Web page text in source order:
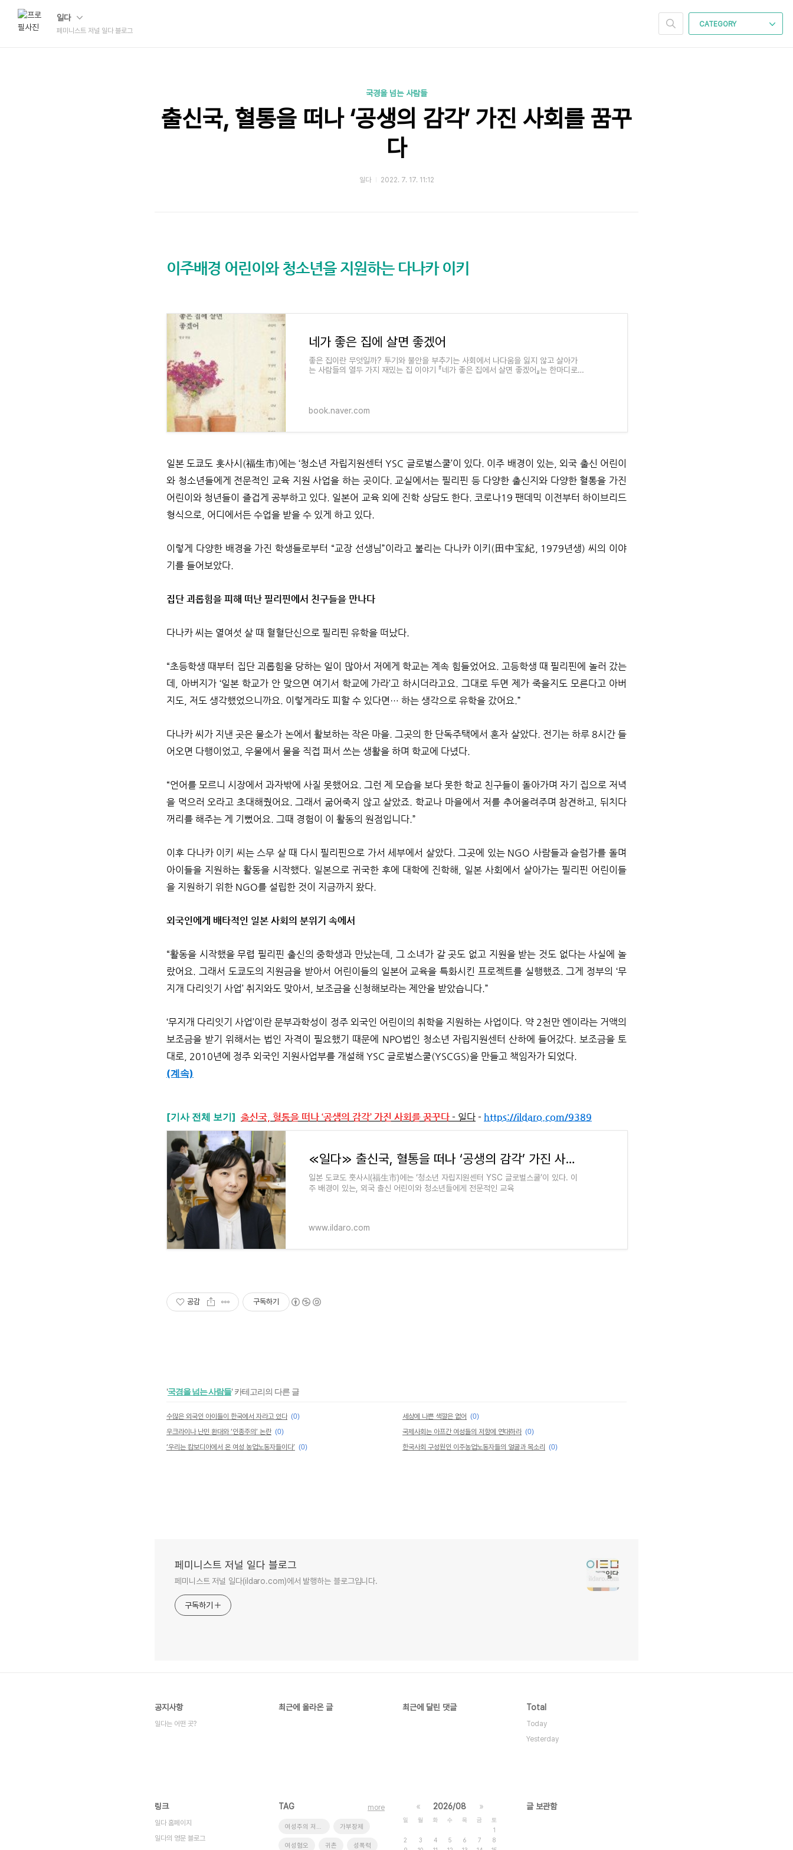
일다
페미니스트 저널 일다 블로그
CATEGORY
국경을 넘는 사람들
출신국, 혈통을 떠나 ‘공생의 감각’ 가진 사회를 꿈꾸
다
일다 2022. 7. 17. 11:12
이주배경 어린이와 청소년을 지원하는 다나카 이키
네가 좋은 집에 살면 좋겠어
좋은 집이란 무엇일까? 투기와 불안을 부추기는 사회에서 나다움을 잃지 않고 살아가
는 사람들의 열두 가지 재밌는 집 이야기 『네가 좋은 집에서 살면 좋겠어』는 한마디로
book.naver.com
일본 도쿄도 훗사시(福生市)에는 ‘청소년 자립지원센터 YSC 글로벌스쿨’이 있다. 이주 배경이 있는, 외국 출신 어린이
와 청소년들에게 전문적인 교육 지원 사업을 하는 곳이다. 교실에서는 필리핀 등 다양한 출신지와 다양한 혈통을 가진
어린이와 청년들이 즐겁게 공부하고 있다. 일본어 교육 외에 진학 상담도 한다. 코로나19 팬데믹 이전부터 하이브리드
형식으로, 어디에서든 수업을 받을 수 있게 하고 있다.
이렇게 다양한 배경을 가진 학생들로부터 “교장 선생님”이라고 불리는 다나카 이키(田中宝紀, 1979년생) 씨의 이야
기를 들어보았다.
집단 괴롭힘을 피해 떠난 필리핀에서 친구들을 만나다
다나카 씨는 열여섯 살 때 혈혈단신으로 필리핀 유학을 떠났다.
“초등학생 때부터 집단 괴롭힘을 당하는 일이 많아서 저에게 학교는 계속 힘들었어요. 고등학생 때 필리핀에 놀러 갔는
데, 아버지가 ‘일본 학교가 안 맞으면 여기서 학교에 가라’고 하시더라고요. 그대로 두면 제가 죽을지도 모른다고 아버
지도, 저도 생각했었으니까요. 이렇게라도 피할 수 있다면… 하는 생각으로 유학을 갔어요.”
다나카 씨가 지낸 곳은 물소가 논에서 활보하는 작은 마을. 그곳의 한 단독주택에서 혼자 살았다. 전기는 하루 8시간 들
어오면 다행이었고, 우물에서 물을 직접 퍼서 쓰는 생활을 하며 학교에 다녔다.
“언어를 모르니 시장에서 과자밖에 사질 못했어요. 그런 제 모습을 보다 못한 학교 친구들이 돌아가며 자기 집으로 저녁
을 먹으러 오라고 초대해줬어요. 그래서 굶어죽지 않고 살았죠. 학교나 마을에서 저를 추어올려주며 참견하고, 뒤치다
꺼리를 해주는 게 기뻤어요. 그때 경험이 이 활동의 원점입니다.”
이후 다나카 이키 씨는 스무 살 때 다시 필리핀으로 가서 세부에서 살았다. 그곳에 있는 NGO 사람들과 슬럼가를 돌며
아이들을 지원하는 활동을 시작했다. 일본으로 귀국한 후에 대학에 진학해, 일본 사회에서 살아가는 필리핀 어린이들
을 지원하기 위한 NGO를 설립한 것이 지금까지 왔다.
외국인에게 배타적인 일본 사회의 분위기 속에서
“활동을 시작했을 무렵 필리핀 출신의 중학생과 만났는데, 그 소녀가 갈 곳도 없고 지원을 받는 것도 없다는 사실에 놀
랐어요. 그래서 도쿄도의 지원금을 받아서 어린이들의 일본어 교육을 특화시킨 프로젝트를 실행했죠. 그게 정부의 ‘무
지개 다리잇기 사업’ 취지와도 맞아서, 보조금을 신청해보라는 제안을 받았습니다.”
‘무지개 다리잇기 사업’이란 문부과학성이 정주 외국인 어린이의 취학을 지원하는 사업이다. 약 2천만 엔이라는 거액의
보조금을 받기 위해서는 법인 자격이 필요했기 때문에 NPO법인 청소년 자립지원센터 산하에 들어갔다. 보조금을 토
대로, 2010년에 정주 외국인 지원사업부를 개설해 YSC 글로벌스쿨(YSCGS)을 만들고 책임자가 되었다.
(계속)
[기사 전체 보기] 출신국, 혈통을 떠나 ‘공생의 감각’ 가진 사회를 꿈꾸다 - 일다 - https://ildaro.com/9389
≪일다≫ 출신국, 혈통을 떠나 ‘공생의 감각’ 가진 사회를 꿈꾸다
일본 도쿄도 훗사시(福生市)에는 ‘청소년 자립지원센터 YSC 글로벌스쿨’이 있다. 이
주 배경이 있는, 외국 출신 어린이와 청소년들에게 전문적인 교육
www.ildaro.com
공감 구독하기
'국경을 넘는 사람들' 카테고리의 다른 글
수많은 외국인 아이들이 한국에서 자라고 있다 (0) 세상에 나쁜 색깔은 없어 (0)
우크라이나 난민 환대와 ‘인종주의’ 논란 (0) 국제사회는 아프간 여성들의 저항에 연대하라 (0)
‘우리는 캄보디아에서 온 여성 농업노동자들이다’ (0) 한국사회 구성원인 이주농업노동자들의 얼굴과 목소리 (0)
페미니스트 저널 일다 블로그
페미니스트 저널 일다(ildaro.com)에서 발행하는 블로그입니다.
구독하기
공지사항
일다는 어떤 곳?
최근에 올라온 글 최근에 달린 댓글 Total
Today
Yesterday
링크
일다 홈페이지
일다의 영문 블로그
TAG
여성주의 저널 일다 가부장제
여성혐오 귀촌 성폭력
more « 2026/08 »
일 월 화 수 목 금
토
1
2
3 4 5 6 7
8
글 보관함